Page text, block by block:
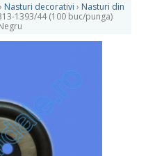
UTILIZATOR NOU
› Nasturi decorativi › Nasturi din
1393/44 (100 buc/punga)